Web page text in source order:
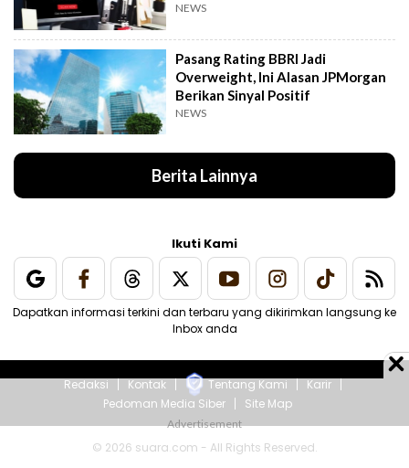
NEWS
Pasang Rating BBRI Jadi
Overweight, Ini Alasan JPMorgan
Berikan Sinyal Positif
NEWS
Berita Lainnya
Ikuti Kami
Dapatkan informasi terkini dan terbaru yang dikirimkan langsung ke
Inbox anda
Redaksi Kontak Tentang Kami
Karir
Pedoman Media Siber
Site Map
© 2026 suara.com - All Rights Reserved.